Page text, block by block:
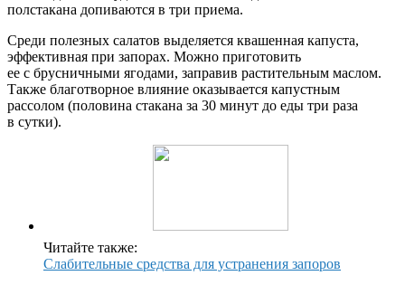
полстакана допиваются в три приема.
Среди полезных салатов выделяется квашенная капуста,
эффективная при запорах. Можно приготовить
ее с брусничными ягодами, заправив растительным маслом.
Также благотворное влияние оказывается капустным
рассолом (половина стакана за 30 минут до еды три раза
в сутки).
Читайте также:
Слабительные средства для устранения запоров